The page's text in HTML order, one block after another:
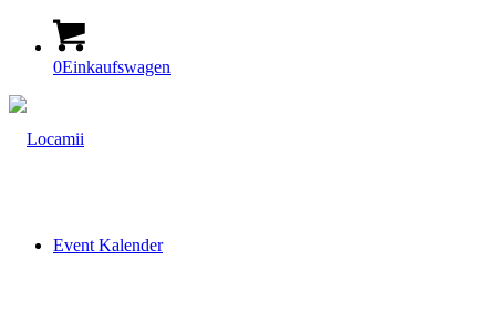
0Einkaufswagen
Event Kalender